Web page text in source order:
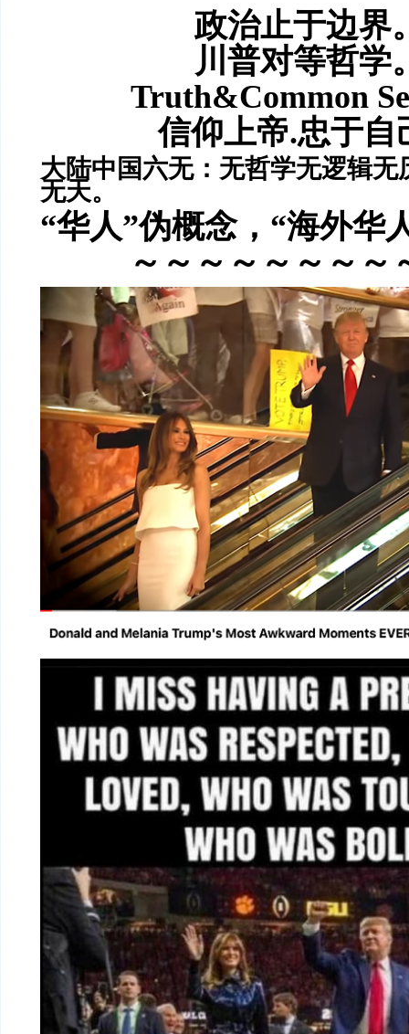
政治止于边界
川普对等哲学
Truth&Common
信仰上帝.忠于自
大陆中国六无：无哲学无逻辑无
无天。
“华人”伪概念，“海外华
～～～～～～～～